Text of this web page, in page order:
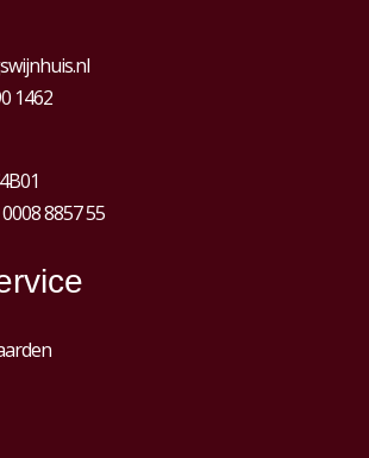
1462
8857 55